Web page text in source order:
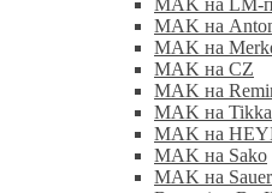
MAK на LM-
MAK на
MAK на
MAK на CZ
MAK на
MAK на
MAK на
MAK на Sako
MAK на Sauer